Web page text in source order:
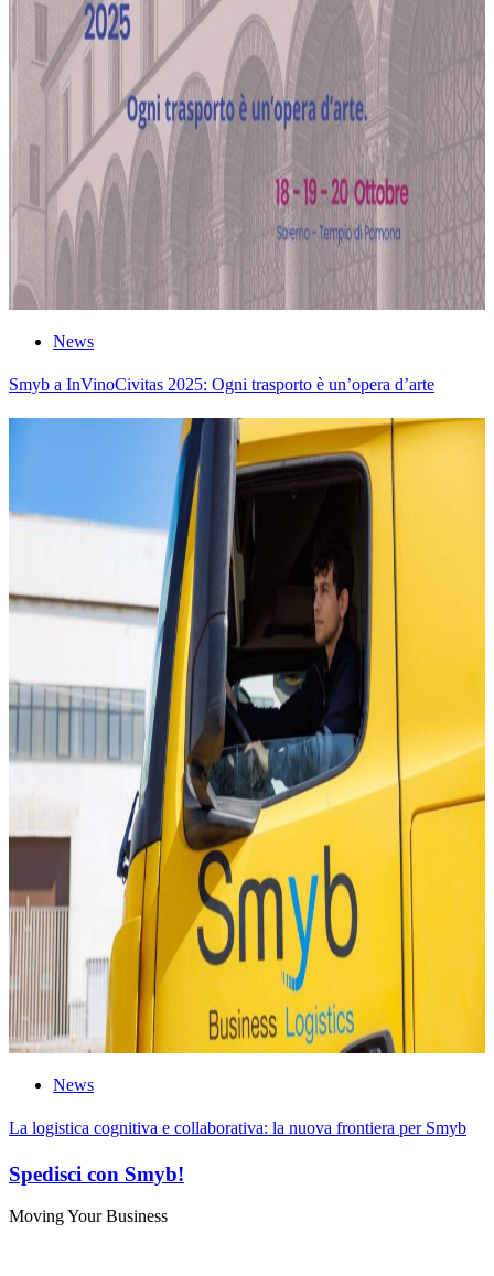
News
Smyb a InVinoCivitas 2025: Ogni trasporto è un’opera d’arte
News
La logistica cognitiva e collaborativa: la nuova frontiera per Smyb
Spedisci con Smyb!
Moving Your Business